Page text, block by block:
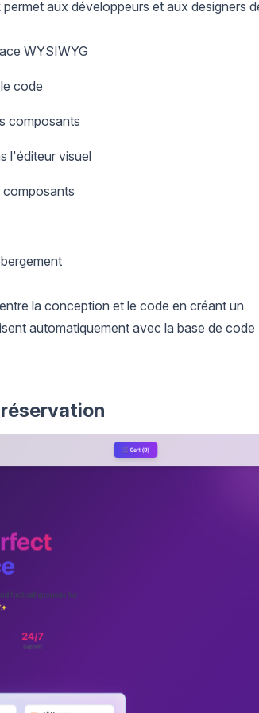
aux développeurs et aux designers
WYSIWYG
code
composants
l'éditeur visuel
composants
la conception et le code en créant un
automatiquement avec la base de code